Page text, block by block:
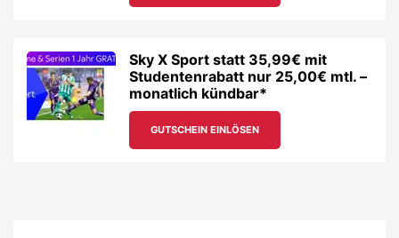
Sky X Sport statt 35,99€ mit
Studentenrabatt nur 25,00€ mtl. –
monatlich kündbar*
GUTSCHEIN EINLÖSEN